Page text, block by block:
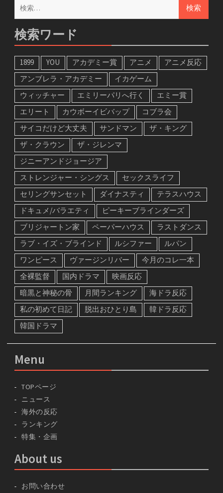
検
索:
検索ワード
1899 YOU アカデミー賞 アニメ
アニメ反応
アンブレラ・アカデミー
イカゲーム
ウィッチャー
エミリーパリへ行く
エミー賞
エリート
カウボーイビバップ
コブラ会
サイコだけど大丈夫
サンドマン
ザ・キング
ザ・クラウン
ザ・ジレンマ
ジニーアンドジョージア
ストレンジャー・シングス
セックスライフ
セリングサンセット
ダイナスティ
テラスハウス
ドキュメ/バラエティ
ピーキーブラインダーズ
ブリジャートン家
ペーパーハウス
ラストダンス
ラブ・イズ・ブラインド
ルシファー
ルパン
ワンピース
ヴァージンリバー
今月のコレ一本
全裸監督
国内ドラマ
映画反応
暗黒と神秘の骨
月間ランキング
海ドラ反応
私の初めて日記
脱出おひとり島
韓ドラ反応
韓国ドラマ
Menu
TOPページ
ニュース
海外の反応
ランキング
特集・企画
About us
お問い合わせ